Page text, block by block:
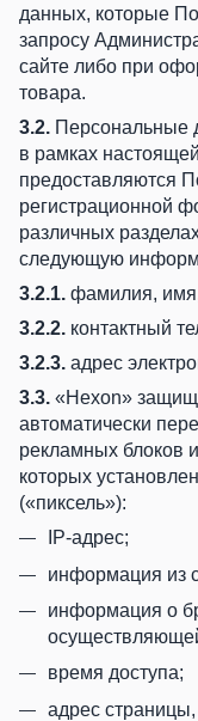
данных, которые
запросу
сайте либо при
товара.
3.2. Персональные
в рамках
предоставляются
регистрационной
различных
следующую
3.2.1. фамилия, имя,
3.2.2. контактный
3.2.3. адрес
3.3. «Hexon»
автоматически
рекламных блоков
которых
(«пиксель»):
IP-адрес;
информация из
информация о
время доступа;
адрес